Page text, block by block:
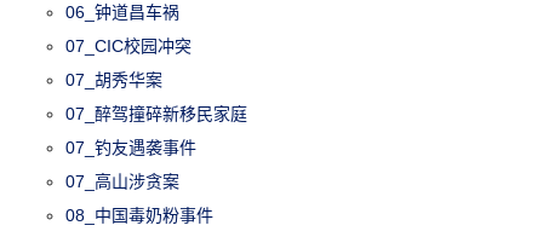
06_钟道昌车祸
07_CIC校园冲突
07_胡秀华案
07_醉驾撞碎新移民家庭
07_钓友遇袭事件
07_高山涉贪案
08_中国毒奶粉事件